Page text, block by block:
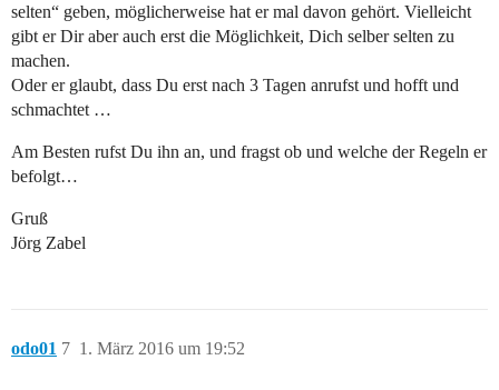
selten“ geben, möglicherweise hat er mal davon gehört. Vielleicht
gibt er Dir aber auch erst die Möglichkeit, Dich selber selten zu
machen.
Oder er glaubt, dass Du erst nach 3 Tagen anrufst und hofft und
schmachtet …
Am Besten rufst Du ihn an, und fragst ob und welche der Regeln er
befolgt…
Gruß
Jörg Zabel
odo01 1. März 2016 um 19:52
7